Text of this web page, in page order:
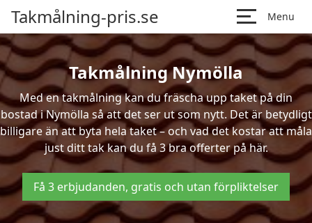
Takmålning-pris.se Menu
Takmålning Nymölla
Med en takmålning kan du fräscha upp taket på din
bostad i Nymölla så att det ser ut som nytt. Det är betydligt
billigare än att byta hela taket – och vad det kostar att måla
just ditt tak kan du få 3 bra offerter på här.
Få 3 erbjudanden, gratis och utan förpliktelser